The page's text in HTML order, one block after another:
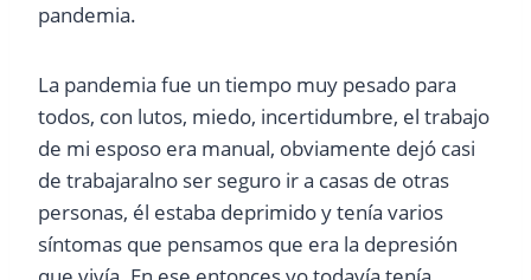
pandemia.
La pandemia fue un tiempo muy pesado para
todos, con lutos, miedo, incertidumbre, el trabajo
de mi esposo era manual, obviamente dejó casi
de trabajaralno ser seguro ir a casas de otras
personas, él estaba deprimido y tenía varios
síntomas que pensamos que era la depresión